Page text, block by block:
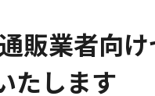
販業者向
たします